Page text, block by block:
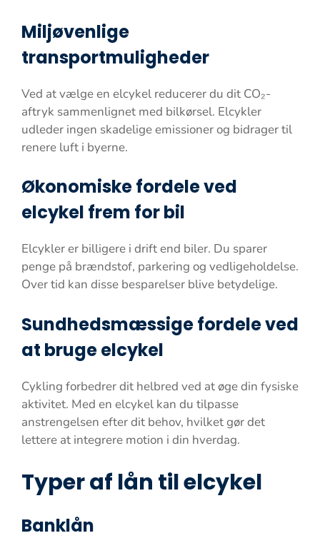
Miljøvenlige
transportmuligheder
Ved at vælge en elcykel reducerer du dit CO₂-
aftryk sammenlignet med bilkørsel. Elcykler
udleder ingen skadelige emissioner og bidrager til
renere luft i byerne.
Økonomiske fordele ved
elcykel frem for bil
Elcykler er billigere i drift end biler. Du sparer
penge på brændstof, parkering og vedligeholdelse.
Over tid kan disse besparelser blive betydelige.
Sundhedsmæssige fordele ved
at bruge elcykel
Cykling forbedrer dit helbred ved at øge din fysiske
aktivitet. Med en elcykel kan du tilpasse
anstrengelsen efter dit behov, hvilket gør det
lettere at integrere motion i din hverdag.
Typer af lån til elcykel
Banklån